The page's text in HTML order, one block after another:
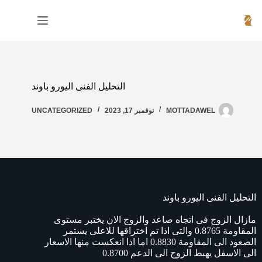
التحليل الفنى اليورو باوند
MOTTADAWEL نوفمبر 17, 2023 UNCATEGORIZED
التحليل الفنى اليورو باوند
مازال الزوج فى اتجاه صاعد والزوج الان يختبر مستوى
المقاومة 0.8765 والتى اذا تم اختراقها للاعلى يستمر
الصعود الى المقاومة 0.8830 اما اذا انعكست منها الاسعار
الى الاسفل يهبط الزوج الى الدعم 0.8700